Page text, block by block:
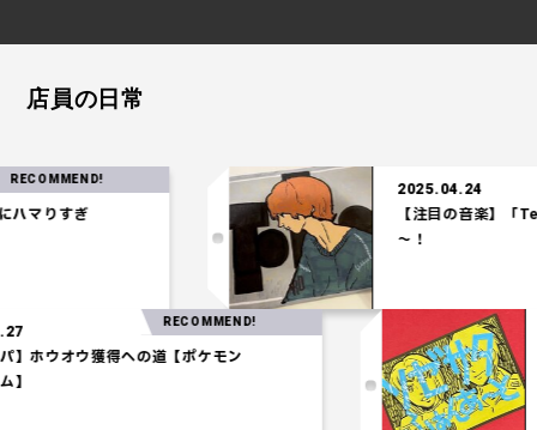
店員の日常
すぎ
2025.04.24
【注目の音楽】「Tele」
～！
統一パ】ホウオウ獲得への道【ポケモン
シアム】
RECOMMEND!